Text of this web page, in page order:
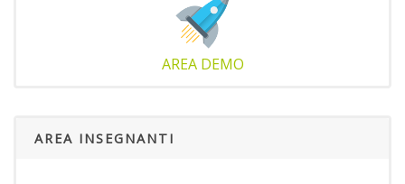
AREA DEMO
AREA INSEGNANTI